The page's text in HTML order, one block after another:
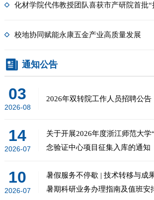
化材学院代伟教授团队喜获市产研院首批“拨投结合”产业化项
校地协同赋能永康五金产业高质量发展
通知公告
03
2026-08
2026年双转院工作人员招聘公告
14
2026-07
关于开展2026年度浙江师范大学
念验证中心项目征集入库的通知
10
2026-07
暑假服务不停歇 | 技术转移与成
暑期科研业务办理指南及值班安